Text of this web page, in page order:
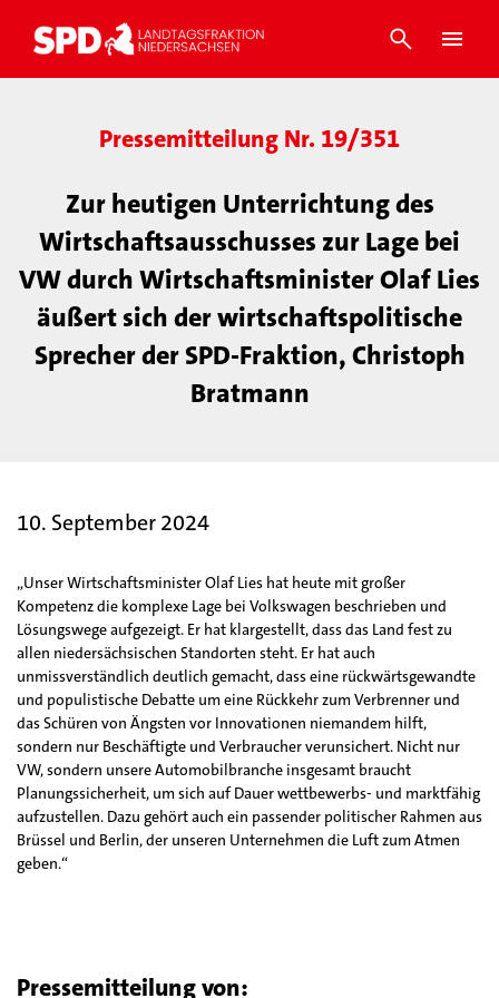
Pressemitteilung Nr. 19/351
Zur heutigen Unterrichtung des
Wirtschaftsausschusses zur Lage bei
VW durch Wirtschaftsminister Olaf Lies
äußert sich der wirtschaftspolitische
Sprecher der SPD-Fraktion, Christoph
Bratmann
10. September 2024
„Unser Wirtschaftsminister Olaf Lies hat heute mit großer
Kompetenz die komplexe Lage bei Volkswagen beschrieben und
Lösungswege aufgezeigt. Er hat klargestellt, dass das Land fest zu
allen niedersächsischen Standorten steht. Er hat auch
unmissverständlich deutlich gemacht, dass eine rückwärtsgewandte
und populistische Debatte um eine Rückkehr zum Verbrenner und
das Schüren von Ängsten vor Innovationen niemandem hilft,
sondern nur Beschäftigte und Verbraucher verunsichert. Nicht nur
VW, sondern unsere Automobilbranche insgesamt braucht
Planungssicherheit, um sich auf Dauer wettbewerbs- und marktfähig
aufzustellen. Dazu gehört auch ein passender politischer Rahmen aus
Brüssel und Berlin, der unseren Unternehmen die Luft zum Atmen
geben.“
Pressemitteilung von: